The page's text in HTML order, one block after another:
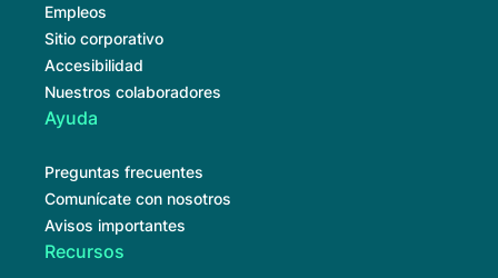
Empleos
Sitio corporativo
Accesibilidad
Nuestros colaboradores
Ayuda
Preguntas frecuentes
Comunícate con nosotros
Avisos importantes
Recursos